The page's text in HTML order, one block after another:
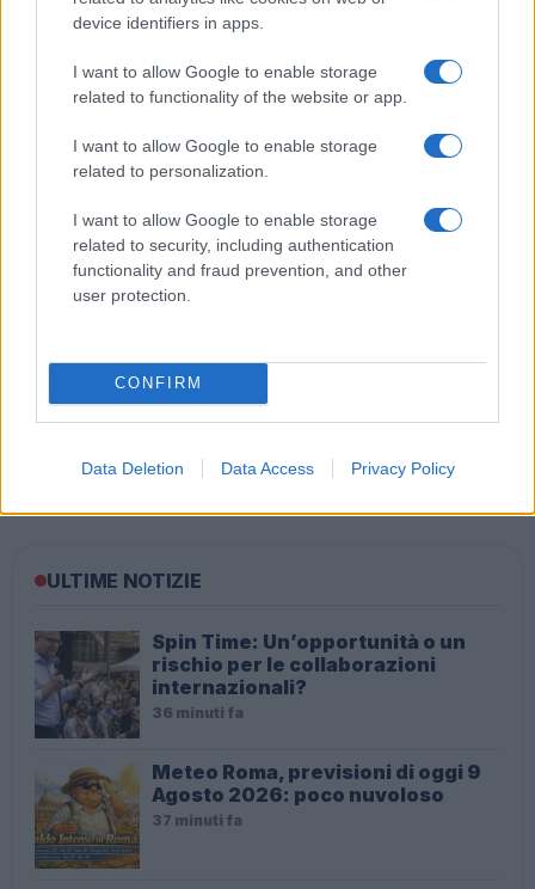
device identifiers in apps.
I want to allow Google to enable storage
related to functionality of the website or app.
I want to allow Google to enable storage
related to personalization.
I want to allow Google to enable storage
related to security, including authentication
functionality and fraud prevention, and other
user protection.
CONFIRM
Data Deletion Data Access Privacy Policy
Christmas World a Roma, la Capitale ospiterà il
Alla Galleria Giovanni XXIII arriva l’autovelox. Multe
per chi supera il limite. Dal 30 marzo
Audio Zaniolo, la ragazza coinvolta fa chiarezza sulle
ULTIME NOTIZIE
Spin Time: Un’opportunità o un
rischio per le collaborazioni
internazionali?
36 minuti fa
Meteo Roma, previsioni di oggi 9
Agosto 2026: poco nuvoloso
37 minuti fa